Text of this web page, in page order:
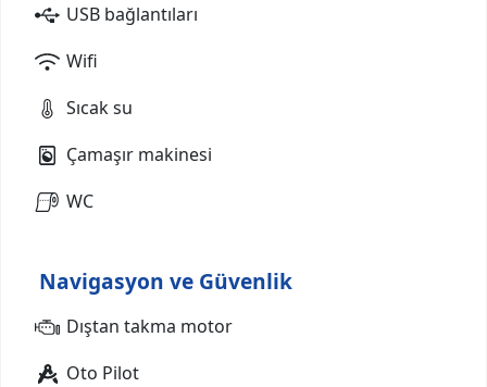
USB bağlantıları
Wifi
Sıcak su
Çamaşır makinesi
WC
Navigasyon ve Güvenlik
Dıştan takma motor
Oto Pilot